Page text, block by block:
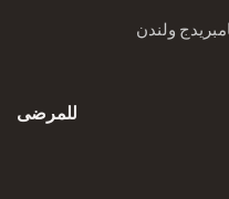
ولندن
للمرضى